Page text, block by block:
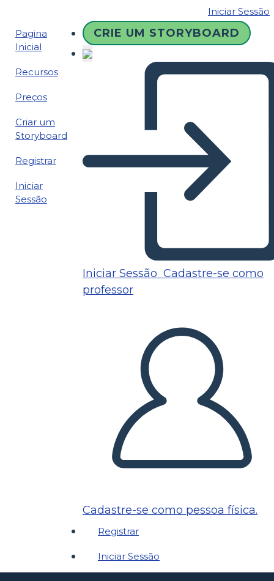
Iniciar Sessão
Pagina
Inicial
Recursos
Preços
Criar um
Storyboard
Registrar
Iniciar
Sessão
CRIE UM STORYBOARD
Iniciar Sessão Cadastre-se como
professor
Cadastre-se como pessoa física.
Registrar
Iniciar Sessão